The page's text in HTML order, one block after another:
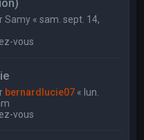
Samy «sam. sept. 14,
vous
bernardlucie07 « lun.
vous